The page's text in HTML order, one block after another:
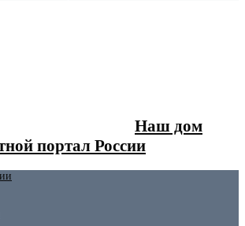
Наш дом
портал России